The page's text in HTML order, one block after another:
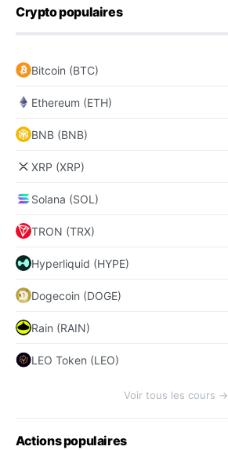
Crypto populaires
Bitcoin (BTC)
Ethereum (ETH)
BNB (BNB)
XRP (XRP)
Solana (SOL)
TRON (TRX)
Hyperliquid (HYPE)
Dogecoin (DOGE)
Rain (RAIN)
LEO Token (LEO)
Voir tous les cours →
Actions populaires